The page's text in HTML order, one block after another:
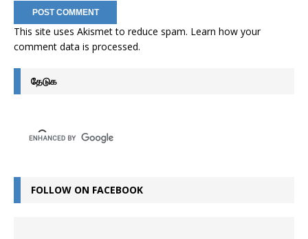
This site uses Akismet to reduce spam. Learn how your
comment data is processed.
தேடுக
FOLLOW ON FACEBOOK